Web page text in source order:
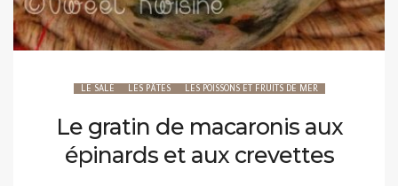
LE SALÉ LES PÂTES LES POISSONS ET FRUITS DE MER
Le gratin de macaronis aux
épinards et aux crevettes